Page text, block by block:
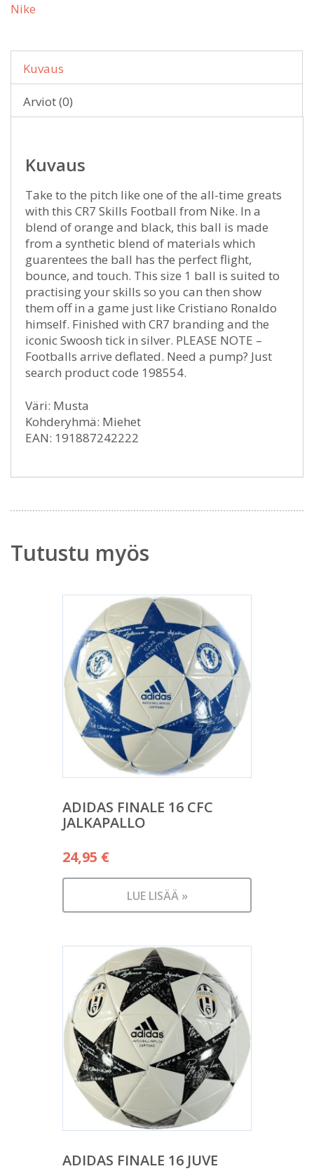
Nike
Kuvaus
Arviot (0)
Kuvaus
Take to the pitch like one of the all-time greats
with this CR7 Skills Football from Nike. In a
blend of orange and black, this ball is made
from a synthetic blend of materials which
guarentees the ball has the perfect flight,
bounce, and touch. This size 1 ball is suited to
practising your skills so you can then show
them off in a game just like Cristiano Ronaldo
himself. Finished with CR7 branding and the
iconic Swoosh tick in silver. PLEASE NOTE –
Footballs arrive deflated. Need a pump? Just
search product code 198554.
Väri: Musta
Kohderyhmä: Miehet
EAN: 191887242222
Tutustu myös
ADIDAS FINALE 16 CFC
JALKAPALLO
24,95 €
LUE LISÄÄ »
ADIDAS FINALE 16 JUVE